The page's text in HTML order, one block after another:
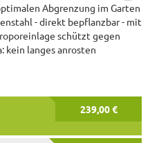
Abgrenzung im Garten
- direkt bepflanzbar - mit
schützt gegen
kein langes anrosten
239,00 €